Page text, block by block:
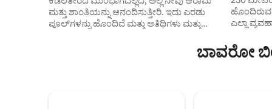
ಮತ್ತು ಶಾಂತಿಯನ್ನು ಆನಂದಿಸುತ್ತೀರಿ. ಇದು ಎರಡು
ಪೂಲ್‌ಗಳನ್ನು ಹೊಂದಿದೆ ಮತ್ತು ಅತಿಥಿಗಳು ಮತ್ತು
ಕಾಂಡೋಮಿನಿಯಂ ಅನ್ನು ಗೇಟ್ ಮಾಡಲಾಗಿದೆ ಮತ್ತು
ಹೊಂದಿರುವ
ಎಲ್ಲಾ
ಭವ್ಯವಾದ
ಲಿವಿಂಗ್
ಬಾವರೋ